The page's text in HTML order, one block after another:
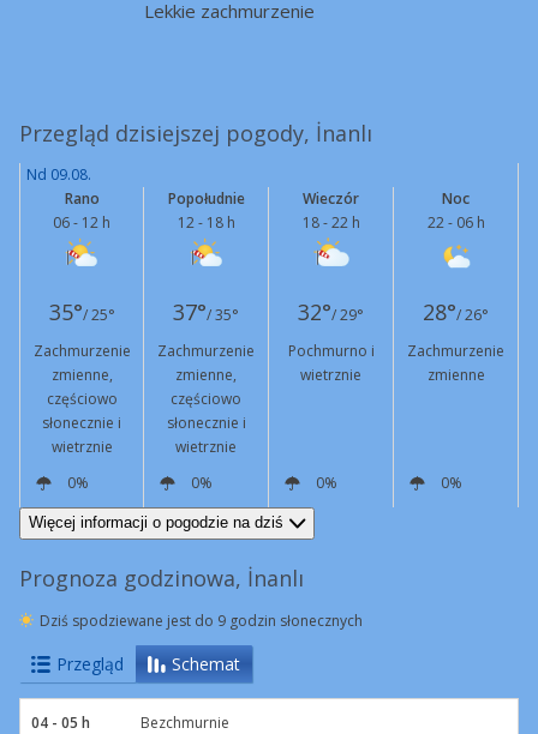
Lekkie zachmurzenie
Przegląd dzisiejszej pogody, İnanlı
Nd 09.08.
Rano
06 - 12 h
Popołudnie
12 - 18 h
Wieczór
18 - 22 h
Noc
22 - 06 h
35°/ 25° 37°/ 35° 32°/ 29° 28°/ 26°
Zachmurzenie
zmienne,
częściowo
słonecznie i
wietrznie
Zachmurzenie
zmienne,
częściowo
słonecznie i
wietrznie
Pochmurno i
wietrznie
Zachmurzenie
zmienne
0% 0% 0%
0%
W
16 km/h W
22 km/h
Podmuchy
51 km/h
Więcej informacji o pogodzie na dziś
Prognoza godzinowa, İnanlı
Dziś spodziewane jest do 9 godzin słonecznych
Przegląd Schemat
04 - 05 h Bezchmurnie